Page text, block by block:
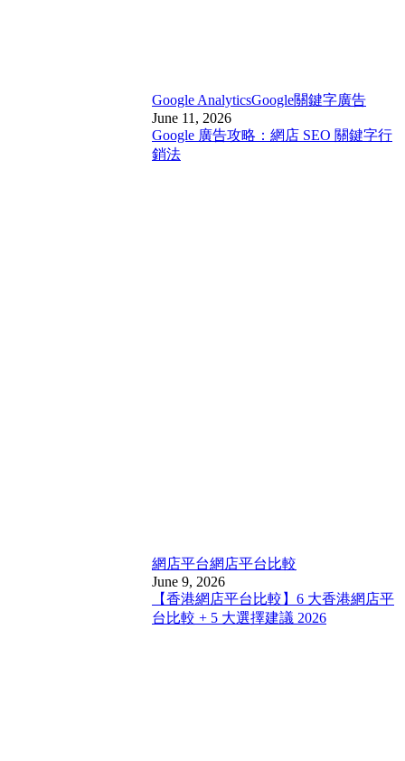
Google AnalyticsGoogle關鍵字廣告
June 11, 2026
Google 廣告攻略：網店 SEO 關鍵字行
銷法
網店平台網店平台比較
June 9, 2026
【香港網店平台比較】6 大香港網店平
台比較 + 5 大選擇建議 2026